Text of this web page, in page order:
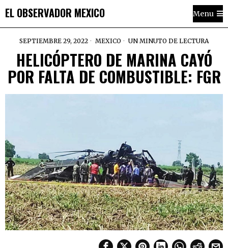
EL OBSERVADOR MEXICO Menu
SEPTIEMBRE 29, 2022 MEXICO UN MINUTO DE LECTURA
HELICÓPTERO DE MARINA CAYÓ
POR FALTA DE COMBUSTIBLE: FGR